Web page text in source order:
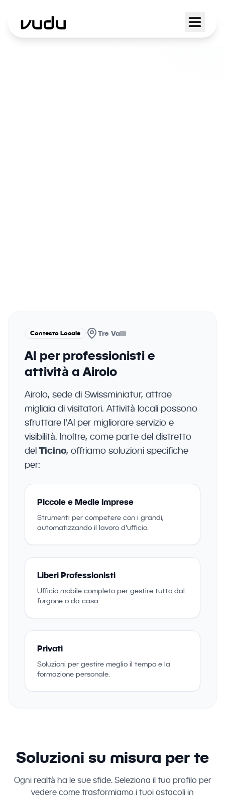
Contesto Locale Tre Valli
AI per professionisti e
attività a Airolo
Airolo, sede di Swissminiatur, attrae
migliaia di visitatori. Attività locali possono
sfruttare l'AI per migliorare servizio e
visibilità. Inoltre, come parte del distretto
del Ticino, offriamo soluzioni specifiche
per:
Piccole e Medie Imprese
Strumenti per competere con i grandi,
automatizzando il lavoro d'ufficio.
Liberi Professionisti
Ufficio mobile completo per gestire tutto dal
furgone o da casa.
Privati
Soluzioni per gestire meglio il tempo e la
formazione personale.
Soluzioni su misura per te
Ogni realtà ha le sue sfide. Seleziona il tuo profilo per
vedere come trasformiamo i tuoi ostacoli in